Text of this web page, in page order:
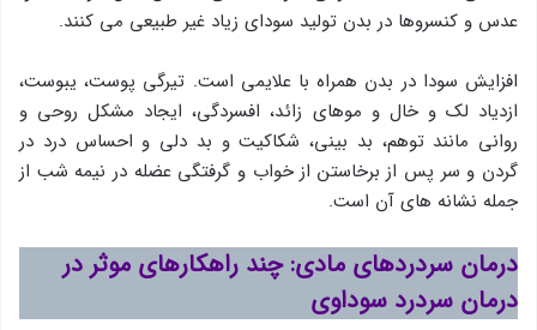
عدس و کنسروها در بدن تولید سودای زیاد غیر طبیعی می کنند.
افزایش سودا در بدن همراه با علایمی است. تیرگی پوست، یبوست،
ازدیاد لک و خال و موهای زائد، افسردگی، ایجاد مشکل روحی و
روانی مانند توهم، بد بینی، شکاکیت و بد دلی و احساس درد در
گردن و سر پس از برخاستن از خواب و گرفتگی عضله در نیمه شب از
جمله نشانه های آن است.
درمان سردردهای مادی:چند راهکارهای موثردر
درمان سردرد سوداوی